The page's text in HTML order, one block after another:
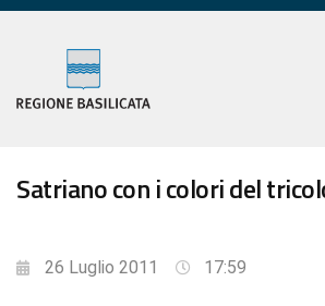
Satriano con i colori del
26 Luglio 2011 17:59